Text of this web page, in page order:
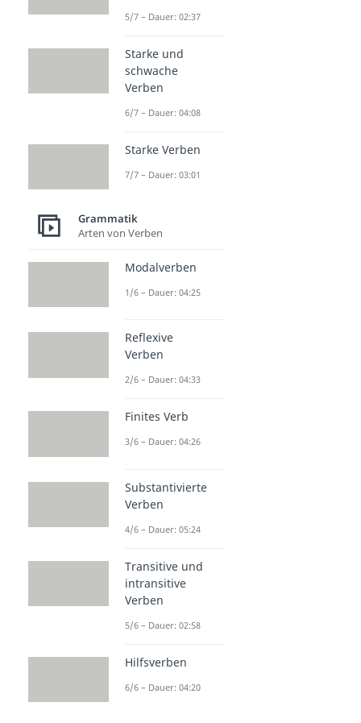
5/7 – Dauer: 02:37
Starke und
schwache
Verben
6/7 – Dauer: 04:08
Starke Verben
7/7 – Dauer: 03:01
Grammatik
Arten von Verben
Modalverben
1/6 – Dauer: 04:25
Reflexive
Verben
2/6 – Dauer: 04:33
Finites Verb
3/6 – Dauer: 04:26
Substantivierte
Verben
4/6 – Dauer: 05:24
Transitive und
intransitive
Verben
5/6 – Dauer: 02:58
Hilfsverben
6/6 – Dauer: 04:20